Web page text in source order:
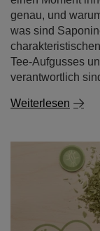
genau, und
was sind
Tee-Aufgusses
verantwortlich
Weiterlesen